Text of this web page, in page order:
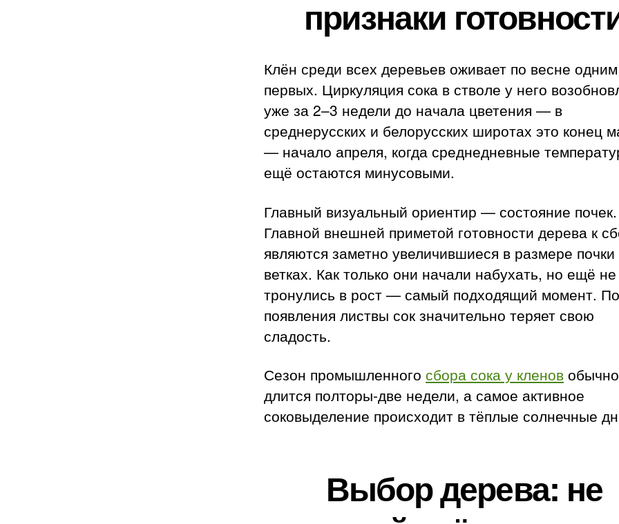
признаки
Клён среди всех деревьев оживает по весне
первых. Циркуляция сока в стволе у него
уже за 2–3 недели до начала цветения — в
среднерусских и белорусских широтах это конец
— начало апреля, когда среднедневные
ещё остаются минусовыми.
Главный визуальный ориентир — состояние почек.
Главной внешней приметой готовности дерева к
являются заметно увеличившиеся в размере
ветках. Как только они начали набухать, но ещё не
тронулись в рост — самый подходящий момент.
появления листвы сок значительно теряет свою
сладость.
Сезон промышленного сбора сока у кленов обычно
длится полторы-две недели, а самое активное
соковыделение происходит в тёплые солнечные
Выбор дерева: не